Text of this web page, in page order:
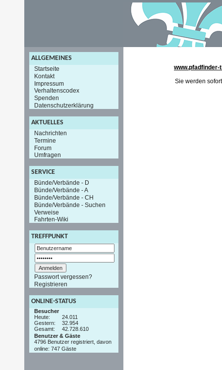
ALLGEMEINES
Startseite
Kontakt
Impressum
Verhaltenscodex
Spenden
Datenschutzerklärung
AKTUELLES
Nachrichten
Termine
Forum
Umfragen
SERVICE
Bünde/Verbände - D
Bünde/Verbände - A
Bünde/Verbände - CH
Bünde/Verbände - Suchen
Verweise
Fahrten-Wiki
TREFFPUNKT
Passwort vergessen?
Registrieren
ONLINE-STATUS
Besucher
Heute:
24.011
Gestern:
32.954
Gesamt:
42.728.610
Benutzer & Gäste
4796 Benutzer registriert, davon
online: 747 Gäste
www.pfadfinder-
Sie werden